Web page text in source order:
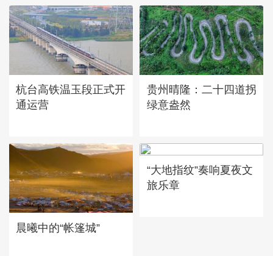
杭台高铁温玉段正式开
通运营
贵州晴隆：二十四道拐
绿意盎然
晨曦中的“帐篷城”
“大地指纹”奏响夏夜文
旅乐章